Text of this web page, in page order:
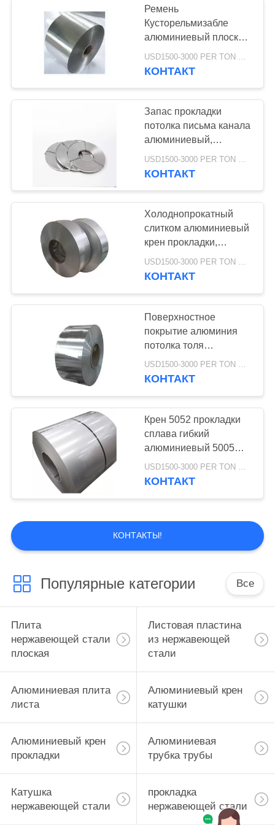
Ремень
Кусторельмизабле
алюминиевый плоский
отрежет по заданному
размеру материал
КОНТАКТ
Запас прокладки
потолка письма канала
алюминиевый,
алюминиевая квартира
обнажает сырцовый
КОНТАКТ
Холоднопрокатный
слитком алюминиевый
крен прокладки,
алюминиевые
выбитые прокладки
USD1500-3000 PER TON MOQ:1ТОН
КОНТАКТ
Поверхностное
покрытие алюминия
потолка толя
декоративными
покрытое прокладками
USD1500-3000 PER TON MOQ:1ТОН
КОНТАКТ
Крен 5052 прокладки
сплава гибкий
алюминиевый 5005
5754 Х24 Х32
приглаживает
USD1500-3000 PER TON MOQ:1ТОН
КОНТАКТ
КОНТАКТЫ!
Популярные категории Все
Плита
нержавеющей стали
плоская
Листовая пластина
из нержавеющей
стали
Алюминиевая плита
листа
Алюминиевый крен
катушки
Алюминиевый крен
прокладки
Алюминиевая
трубка трубы
Катушка
нержавеющей стали
прокладка
нержавеющей стали